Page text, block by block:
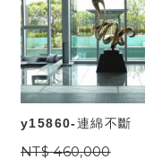
y15860-連綿不斷
NT$ 460,000